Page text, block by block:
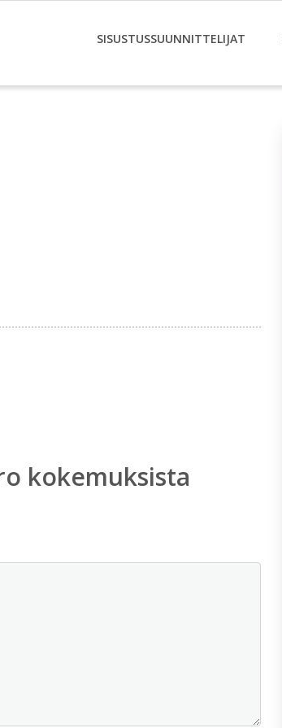
SISUSTUSSUUNNITTELIJAT
kokemuksista